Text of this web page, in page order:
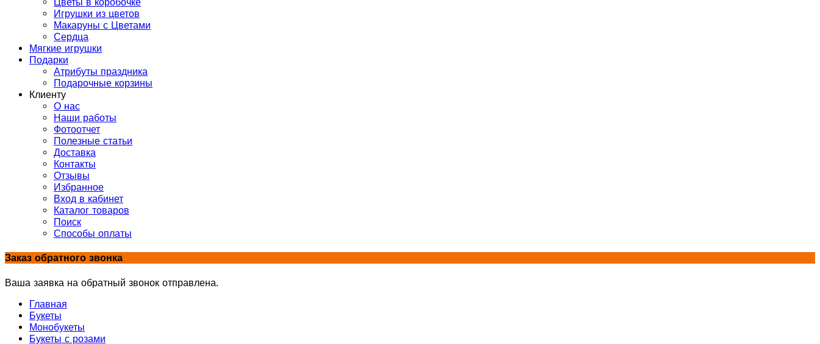
Игрушки из цветов
Макаруны с Цветами
Сердца
Мягкие игрушки
Подарки
Атрибуты праздника
Подарочные корзины
Клиенту
О нас
Наши работы
Фотоотчет
Полезные статьи
Доставка
Контакты
Отзывы
Избранное
Вход в кабинет
Каталог товаров
Поиск
Способы оплаты
Заказ обратного звонка
Ваша заявка на обратный звонок отправлена.
Главная
Букеты
Монобукеты
Букеты с розами